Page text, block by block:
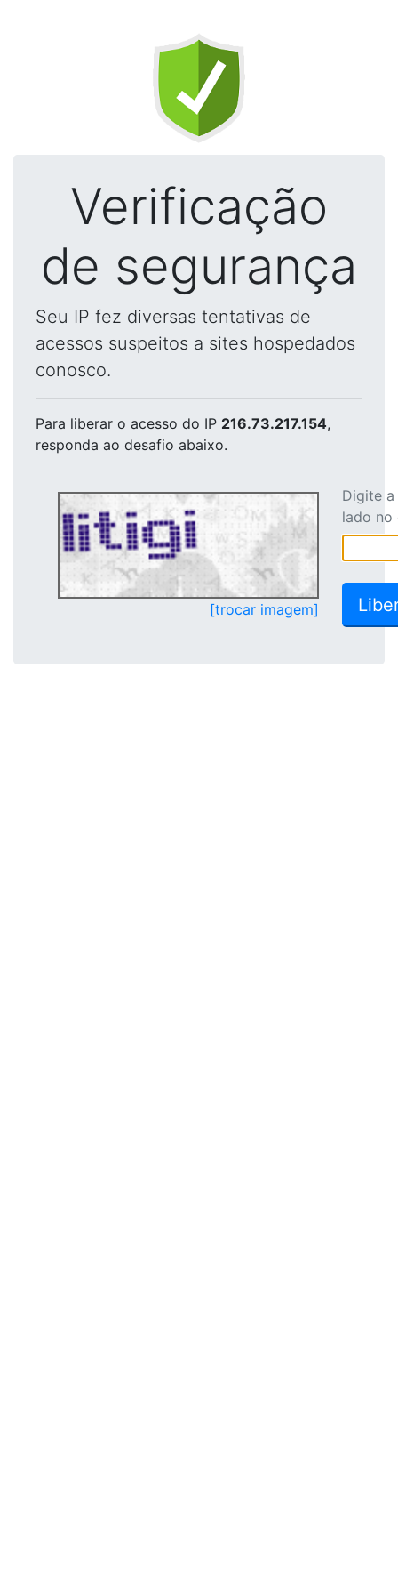
Verificação
de segurança
Seu IP fez diversas tentativas de
acessos suspeitos a sites hospedados
conosco.
Para liberar o acesso do IP 216.73.217.154,
responda ao desafio abaixo.
[trocar imagem]
Digite
lado no